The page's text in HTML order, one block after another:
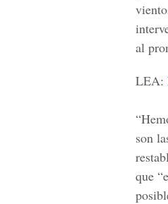
al
LEA:
son
que